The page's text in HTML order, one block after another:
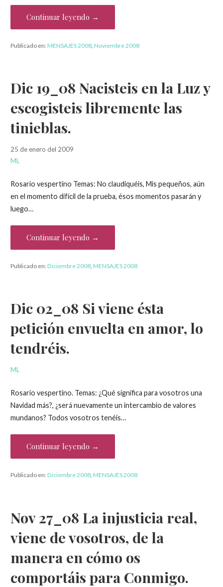
Continuar leyendo →
Publicado en:MENSAJES 2008, Noviembre 2008
Dic 19_08 Nacisteis en la Luz y
escogisteis libremente las
tinieblas.
25 de enero del 2009
ML
Rosario vespertino Temas: No claudiquéis, Mis pequeños, aún
en el momento difícil de la prueba, ésos momentos pasarán y
luego…
Continuar leyendo →
Publicado en:Diciembre 2008, MENSAJES 2008
Dic 02_08 Si viene ésta
petición envuelta en amor, lo
tendréis.
ML
Rosario vespertino. Temas: ¿Qué significa para vosotros una
Navidad más?, ¿será nuevamente un intercambio de valores
mundanos? Todos vosotros tenéis…
Continuar leyendo →
Publicado en:Diciembre 2008, MENSAJES 2008
Nov 27_08 La injusticia real,
viene de vosotros, de la
manera en cómo os
comportáis para Conmigo.